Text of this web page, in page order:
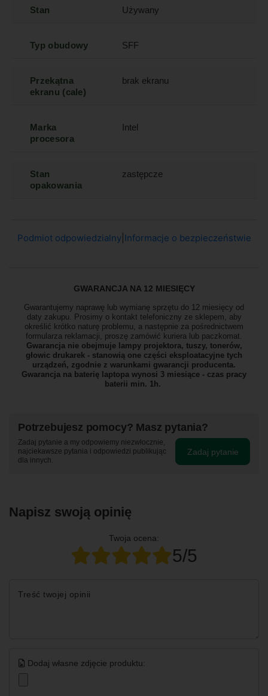
Stan Używany
Typ obudowy SFF
Przekątna
ekranu (cale)
brak ekranu
Marka
procesora
Intel
Stan
opakowania
zastępcze
Podmiot odpowiedzialny| Informacje o bezpieczeństwie
GWARANCJA NA 12 MIESIĘCY
Gwarantujemy naprawę lub wymianę sprzętu do 12 miesięcy od
daty zakupu. Prosimy o kontakt telefoniczny ze sklepem, aby
określić krótko naturę problemu, a następnie za pośrednictwem
formularza reklamacji, proszę zamówić kuriera lub paczkomat.
Gwarancja nie obejmuje lampy projektora, tuszy, tonerów,
głowic drukarek - stanowią one części eksploatacyjne tych
urządzeń, zgodnie z warunkami gwarancji producenta.
Gwarancja na baterię laptopa wynosi 3 miesiące - czas pracy
baterii min. 1h.
Potrzebujesz pomocy? Masz pytania?
Zadaj pytanie a my odpowiemy niezwłocznie,
najciekawsze pytania i odpowiedzi publikując
dla innych.
Zadaj pytanie
Napisz swoją opinię
Twoja ocena:
5/5
Treść twojej opinii
Dodaj własne zdjęcie produktu: